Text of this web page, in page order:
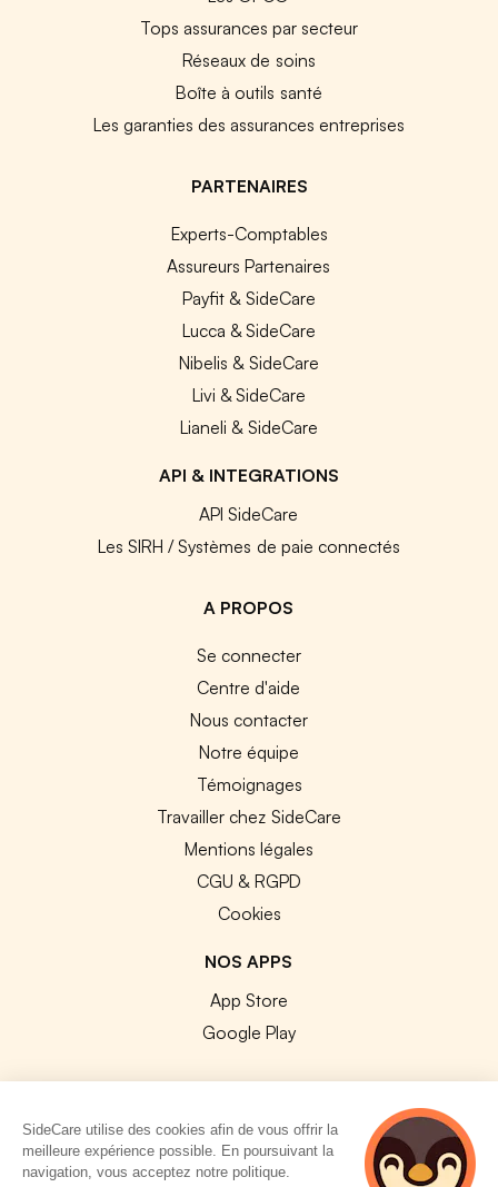
Tops assurances par secteur
Réseaux de soins
Boîte à outils santé
Les garanties des assurances entreprises
PARTENAIRES
Experts-Comptables
Assureurs Partenaires
Payfit & SideCare
Lucca & SideCare
Nibelis & SideCare
Livi & SideCare
Lianeli & SideCare
API & INTEGRATIONS
API SideCare
Les SIRH / Systèmes de paie connectés
A PROPOS
Se connecter
Centre d'aide
Nous contacter
Notre équipe
Témoignages
Travailler chez SideCare
Mentions légales
CGU & RGPD
Cookies
NOS APPS
App Store
Google Play
© 2026 SideCare. Tous droits réservés.
SideCare utilise des cookies afin de vous offrir la
meilleure expérience possible. En poursuivant la
navigation, vous acceptez notre politique.